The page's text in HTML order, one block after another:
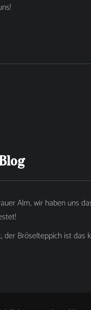
Alm, wir haben uns
der Bröselteppich ist das